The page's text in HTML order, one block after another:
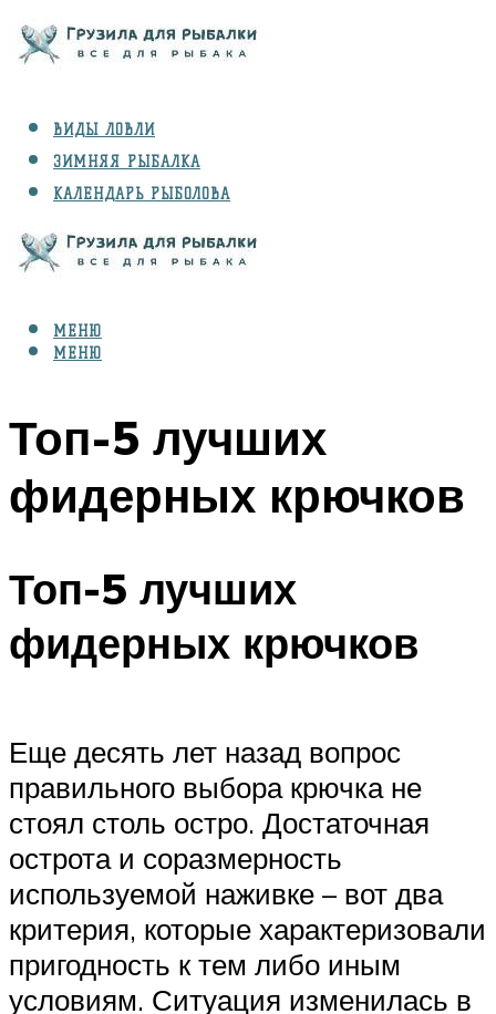
ВИДЫ ЛОВЛИ
ЗИМНЯЯ РЫБАЛКА
КАЛЕНДАРЬ РЫБОЛОВА
СНАРЯЖЕНИЕ
МЕНЮ
МЕНЮ
Топ-5 лучших
фидерных крючков
Топ-5 лучших
фидерных крючков
Еще десять лет назад вопрос
правильного выбора крючка не
стоял столь остро. Достаточная
острота и соразмерность
используемой наживке – вот два
критерия, которые характеризовали
пригодность к тем либо иным
условиям. Ситуация изменилась в